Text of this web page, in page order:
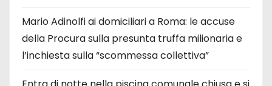
Mario Adinolfi ai domiciliari a Roma: le accuse
della Procura sulla presunta truffa milionaria e
l’inchiesta sulla “scommessa collettiva”